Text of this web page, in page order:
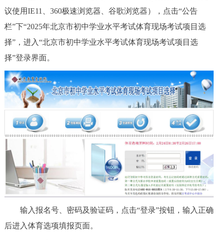
12345网上接诉即办 我要咨询 我要建议
参与调查
走进北京
北京概况 十六区概览 人文北京
绿色北京 图说北京 视频北京
多语种
ENGLISH 日本語
DEUTSCH FRANÇAIS РУССКИЙ ЯЗЫК
议使用IE11、360极速浏览器、谷歌浏览器），点击“公告
栏”下“2025年北京市初中学业水平考试体育现场考试项目选
择”，进入“北京市初中学业水平考试体育现场考试项目选
择”登录界面。
输入报名号、密码及验证码，点击“登录”按钮，输入正确
后进入体育选项填报页面。